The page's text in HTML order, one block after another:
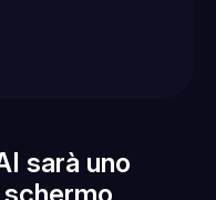
sarà uno